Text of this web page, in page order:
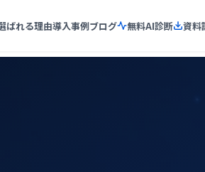
ばれる理由導入事例ブログ 無料AI診断 資料